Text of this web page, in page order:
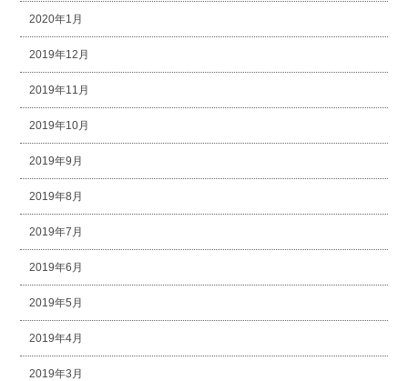
2020年1月
2019年12月
2019年11月
2019年10月
2019年9月
2019年8月
2019年7月
2019年6月
2019年5月
2019年4月
2019年3月